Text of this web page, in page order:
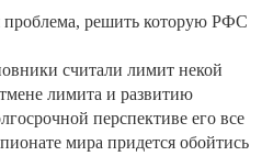
проблема, решить которую РФС
считали лимит некой
лимита и развитию
перспективе его все
мира придется обойтись